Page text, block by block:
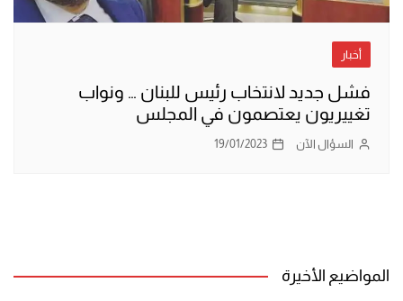
أخبار
فشل جديد لانتخاب رئيس للبنان … ونواب
تغييريون يعتصمون في المجلس
السؤال الآن 19/01/2023
المواضيع الأخيرة